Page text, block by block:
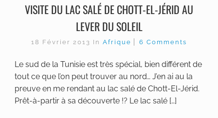
VISITE DU LAC SALÉ DE CHOTT-EL-JÉRID AU
LEVER DU SOLEIL
18 Février 2013 In Afrique 6 Comments
Le sud de la Tunisie est très spécial, bien différent de
tout ce que l’on peut trouver au nord… J’en ai au la
preuve en me rendant au lac salé de Chott-El-Jérid.
Prêt-à-partir à sa découverte !? Le lac salé […]